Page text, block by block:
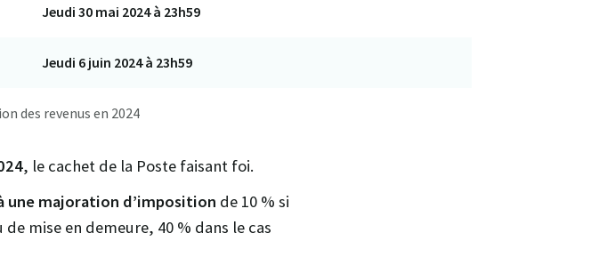
Jeudi 30 mai 2024 à 23h59
Jeudi 6 juin 2024 à 23h59
des revenus en 2024
, le cachet de la Poste faisant foi.
une majoration d’imposition de 10 % si
mise en demeure, 40 % dans le cas